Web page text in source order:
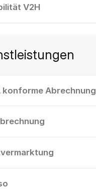
V2H
konforme Abrechnung